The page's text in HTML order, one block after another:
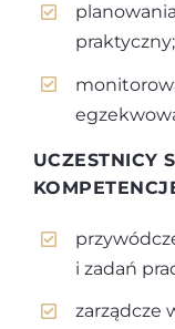
praktyczny;
UCZESTNICY
i zadań
zarządcze